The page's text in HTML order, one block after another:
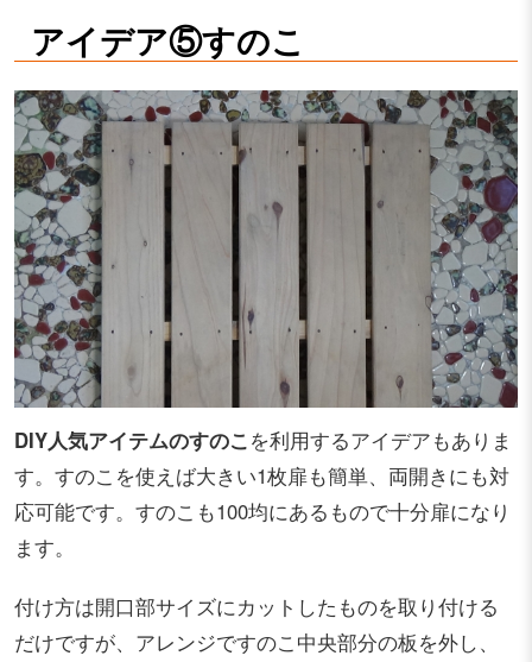
アイデア⑤すのこ
DIY人気アイテムのすのこを利用するアイデアもありま
す。すのこを使えば大きい1枚扉も簡単、両開きにも対
応可能です。すのこも100均にあるもので十分扉になり
ます。
付け方は開口部サイズにカットしたものを取り付ける
だけですが、アレンジですのこ中央部分の板を外し、